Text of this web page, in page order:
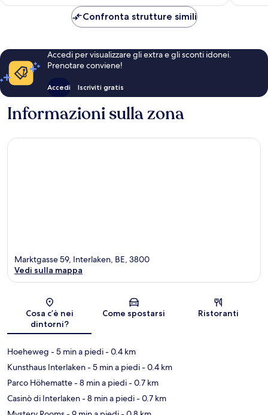
254 €
Confronta strutture simili
Accedi per visualizzare gli extra e gli sconti idonei.
Prenotare conviene!
Accedi Iscriviti gratis
Informazioni sulla zona
Mappa
Marktgasse 59, Interlaken, BE, 3800
Vedi sulla mappa
Cosa c’è nei
dintorni?
Come spostarsi Ristoranti
Hoeheweg - 5 min a piedi- 0.4 km
Kunsthaus Interlaken- 5 min a piedi- 0.4 km
Parco Höhematte- 8 min a piedi- 0.7 km
Casinò di Interlaken- 8 min a piedi- 0.7 km